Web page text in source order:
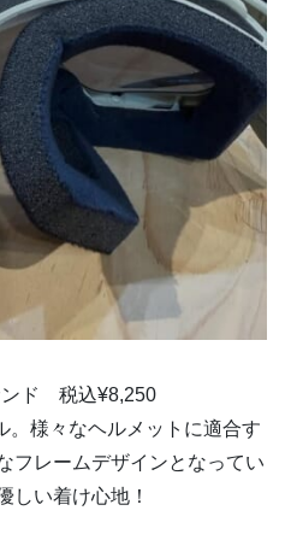
ンド 税込¥8,250
。様々なヘルメットに適合す
フレームデザインとなってい
しい着け心地！